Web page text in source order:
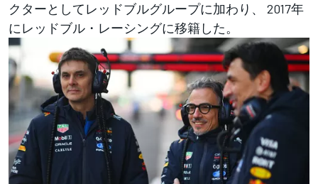
クターとしてレッドブルグループに加わり、 2017年
にレッドブル・レーシングに移籍した。